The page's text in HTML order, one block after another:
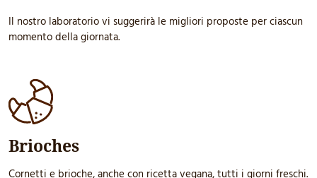
Il nostro laboratorio vi suggerirà le migliori proposte per ciascun
momento della giornata.
Brioches
Cornetti e brioche, anche con ricetta vegana, tutti i giorni freschi.